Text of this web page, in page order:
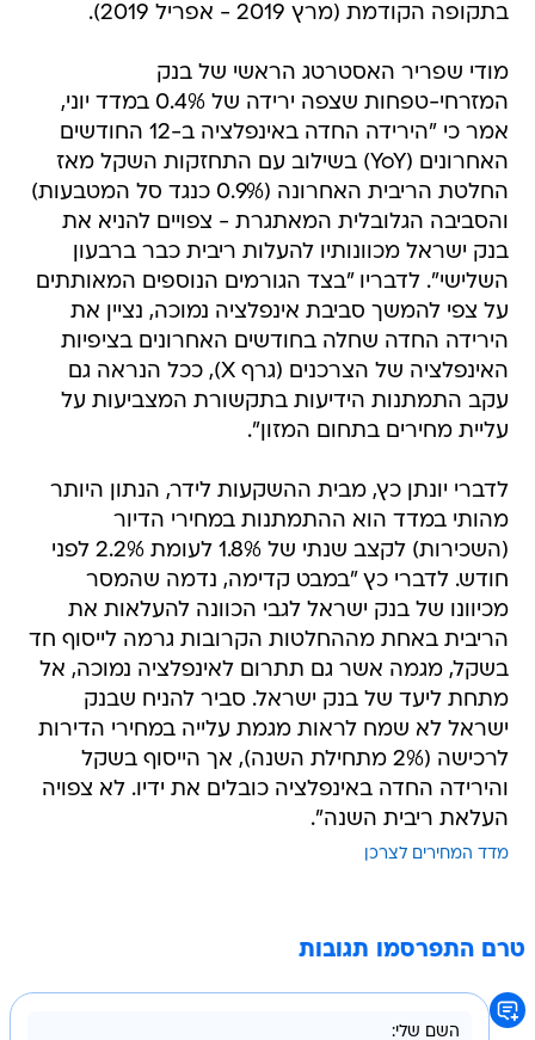
בתקופה הקודמת (מרץ 2019 - אפריל 2019).
מודי שפריר האסטרטג הראשי של בנק
המזרחי-טפחות שצפה ירידה של 0.4% במדד יוני,
אמר כי "הירידה החדה באינפלציה ב-12 החודשים
האחרונים (YoY) בשילוב עם התחזקות השקל מאז
החלטת הריבית האחרונה (0.9% כנגד סל המטבעות)
והסביבה הגלובלית המאתגרת - צפויים להניא את
בנק ישראל מכוונותיו להעלות ריבית כבר ברבעון
השלישי". לדבריו "בצד הגורמים הנוספים המאותתים
על צפי להמשך סביבת אינפלציה נמוכה, נציין את
הירידה החדה שחלה בחודשים האחרונים בציפיות
האינפלציה של הצרכנים (גרף X), ככל הנראה גם
עקב התמתנות הידיעות בתקשורת המצביעות על
עליית מחירים בתחום המזון".
לדברי יונתן כץ, מבית ההשקעות לידר, הנתון היותר
מהותי במדד הוא ההתמתנות במחירי הדיור
(השכירות) לקצב שנתי של 1.8% לעומת 2.2% לפני
חודש. לדברי כץ "במבט קדימה, נדמה שהמסר
מכיוונו של בנק ישראל לגבי הכוונה להעלאות את
הריבית באחת מההחלטות הקרובות גרמה לייסוף חד
בשקל, מגמה אשר גם תתרום לאינפלציה נמוכה, אל
מתחת ליעד של בנק ישראל. סביר להניח שבנק
ישראל לא שמח לראות מגמת עלייה במחירי הדירות
לרכישה (2% מתחילת השנה), אך הייסוף בשקל
והירידה החדה באינפלציה כובלים את ידיו. לא צפויה
העלאת ריבית השנה".
מדד המחירים לצרכן
טרם התפרסמו תגובות